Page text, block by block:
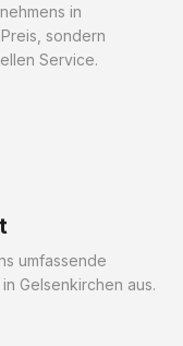
in
sondern
Service.
umfassende
Gelsenkirchen aus.